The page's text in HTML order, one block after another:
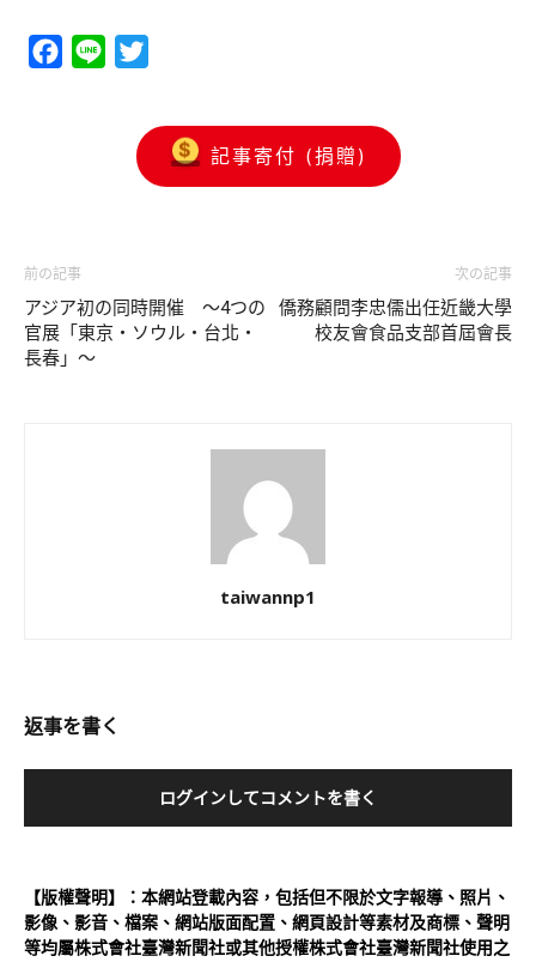
Facebook
Line
記事寄付 (捐贈)
前の記事
アジア初の同時開催 ～4つの
官展「東京・ソウル・台北・
長春」～
次の記事
僑務顧問李忠儒出任近畿大學
校友會食品支部首屆會長
taiwannp1
返事を書く
ログインしてコメントを書く
【版權聲明】：本網站登載內容，包括但不限於文字報導、照片、
影像、影音、檔案、網站版面配置、網頁設計等素材及商標、聲明
等均屬株式會社臺灣新聞社或其他授權株式會社臺灣新聞社使用之